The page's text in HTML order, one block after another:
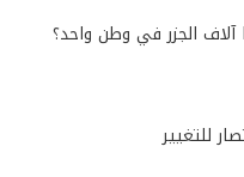
الجزر في وطن واحد؟
للتغيير